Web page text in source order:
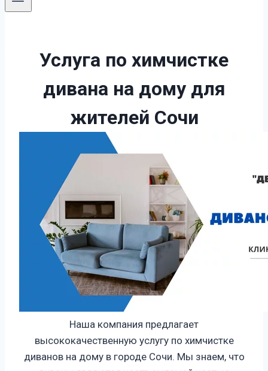
Услуга по химчистке
дивана на дому для
жителей Сочи
Наша компания предлагает
высококачественную услугу по химчистке
диванов на дому в городе Сочи. Мы знаем, что